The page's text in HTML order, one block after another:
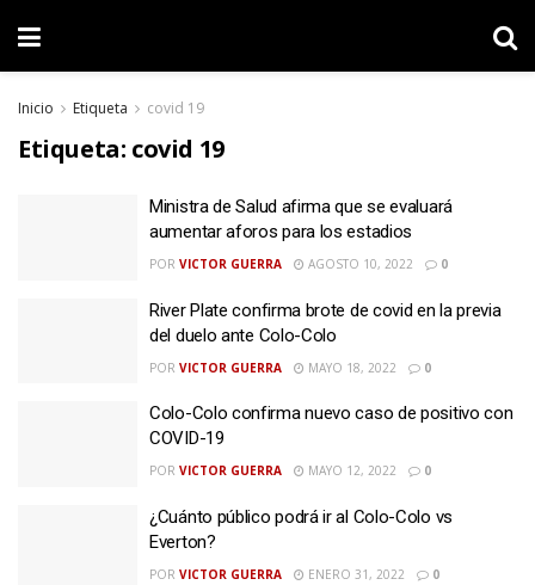
Inicio Etiqueta covid 19
Etiqueta: covid 19
Ministra de Salud afirma que se evaluará
aumentar aforos para los estadios
POR VICTOR GUERRA AGOSTO 10, 2022 0
River Plate confirma brote de covid en la previa
del duelo ante Colo-Colo
POR VICTOR GUERRA MAYO 18, 2022 0
Colo-Colo confirma nuevo caso de positivo con
COVID-19
POR VICTOR GUERRA MAYO 12, 2022 0
¿Cuánto público podrá ir al Colo-Colo vs
Everton?
POR VICTOR GUERRA ENERO 31, 2022 0